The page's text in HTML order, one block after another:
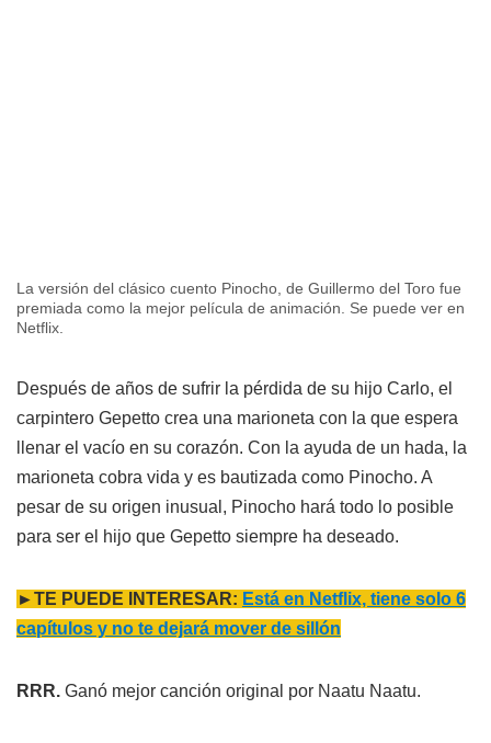
La versión del clásico cuento Pinocho, de Guillermo del Toro fue
premiada como la mejor película de animación. Se puede ver en
Netflix.
Después de años de sufrir la pérdida de su hijo Carlo, el
carpintero Gepetto crea una marioneta con la que espera
llenar el vacío en su corazón. Con la ayuda de un hada, la
marioneta cobra vida y es bautizada como Pinocho. A
pesar de su origen inusual, Pinocho hará todo lo posible
para ser el hijo que Gepetto siempre ha deseado.
►TE PUEDE INTERESAR: Está en Netflix, tiene solo 6
capítulos y no te dejará mover de sillón
RRR. Ganó mejor canción original por Naatu Naatu.